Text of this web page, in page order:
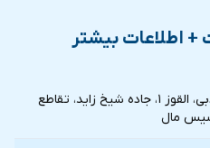
اطلاعات بیشتر
امارات، دبی، القوز ۱، جاده شیخ زاید، تقاطع
مال